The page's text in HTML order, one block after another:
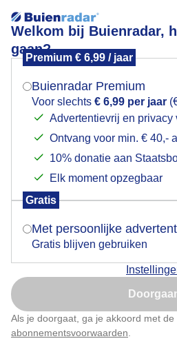
Welkom bij Buienradar,
gaan?
Premium € 6,99 / jaar
Buienradar Premium
Voor slechts € 6,99 per jaar
Advertentievrij en privacy
Ontvang voor min. € 40,-
10% donatie aan
Elk moment opzegbaar
Gratis
Met persoonlijke
Gratis blijven gebruiken
Als je doorgaat, ga je akkoord met de
abonnementsvoorwaarden
Nieuwjaarsduik
Door: Sjef Kenniphaas Gemaakt: 01-
Mogen we je locatie
Indien je hier nog geen
verschijnt er zo een pop-up
Is goed, toon
Nu niet,
Klik hierom dit aan